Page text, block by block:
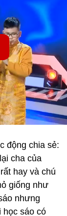
động chia sẻ:
cha của
hay và chú
giống như
nhưng
sáo có